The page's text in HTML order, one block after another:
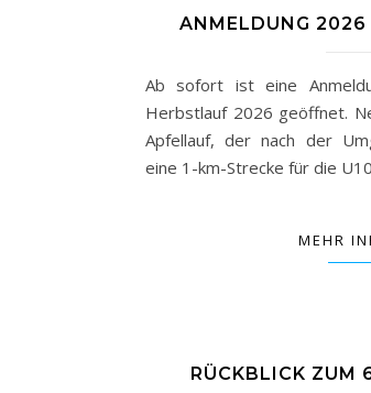
ANMELDUNG 2026
Ab sofort ist eine
Herbstlauf 2026 geöffnet.
Apfellauf, der nach der
eine 1-km-Strecke für die
MEHR
RÜCKBLICK ZUM